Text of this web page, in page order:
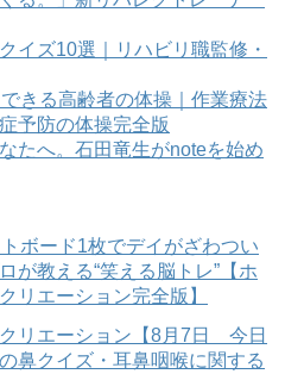
イズ10選｜リハビリ職監修・
きる高齢者の体操｜作業療法
予防の体操完全版
たへ。石田竜生がnoteを始め
トボード1枚でデイがざわつい
が教える“笑える脳トレ”【ホ
リエーション完全版】
リエーション【8月7日 今日
鼻クイズ・耳鼻咽喉に関する